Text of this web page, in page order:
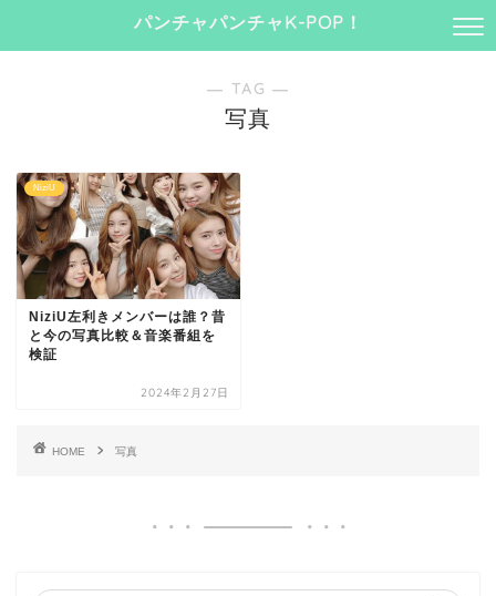
パンチャパンチャK-POP！
― TAG ―
写真
NiziU
NiziU左利きメンバーは誰？昔
と今の写真比較＆音楽番組を
検証
2024年2月27日
HOME 写真